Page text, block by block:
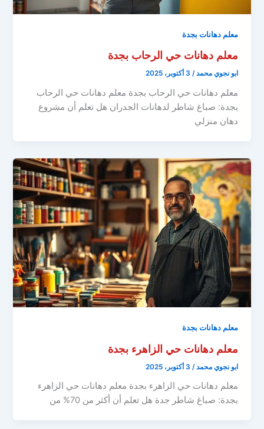
معلم دهانات بجدة
معلم دهانات حي الرحاب بجدة
ابو نجوي محمد/ 3 أكتوبر، 2025
معلم دهانات حي الرحاب بجدة معلم دهانات حي الرحاب
بجدة: صباغ شاطر لدهانات الجدران هل تعلم أن مشروع
دهان منزلي
معلم دهانات بجدة
معلم دهانات حي الزاهرء بجدة
ابو نجوي محمد/ 3 أكتوبر، 2025
معلم دهانات حي الزاهرء بجدة معلم دهانات حي الزاهرء
بجدة: صباغ شاطر جدة هل تعلم أن أكثر من 70% من